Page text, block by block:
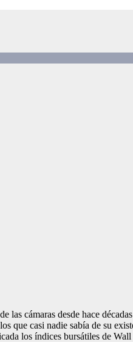
cámaras desde hace
que casi nadie sabía de su
los índices bursátiles de